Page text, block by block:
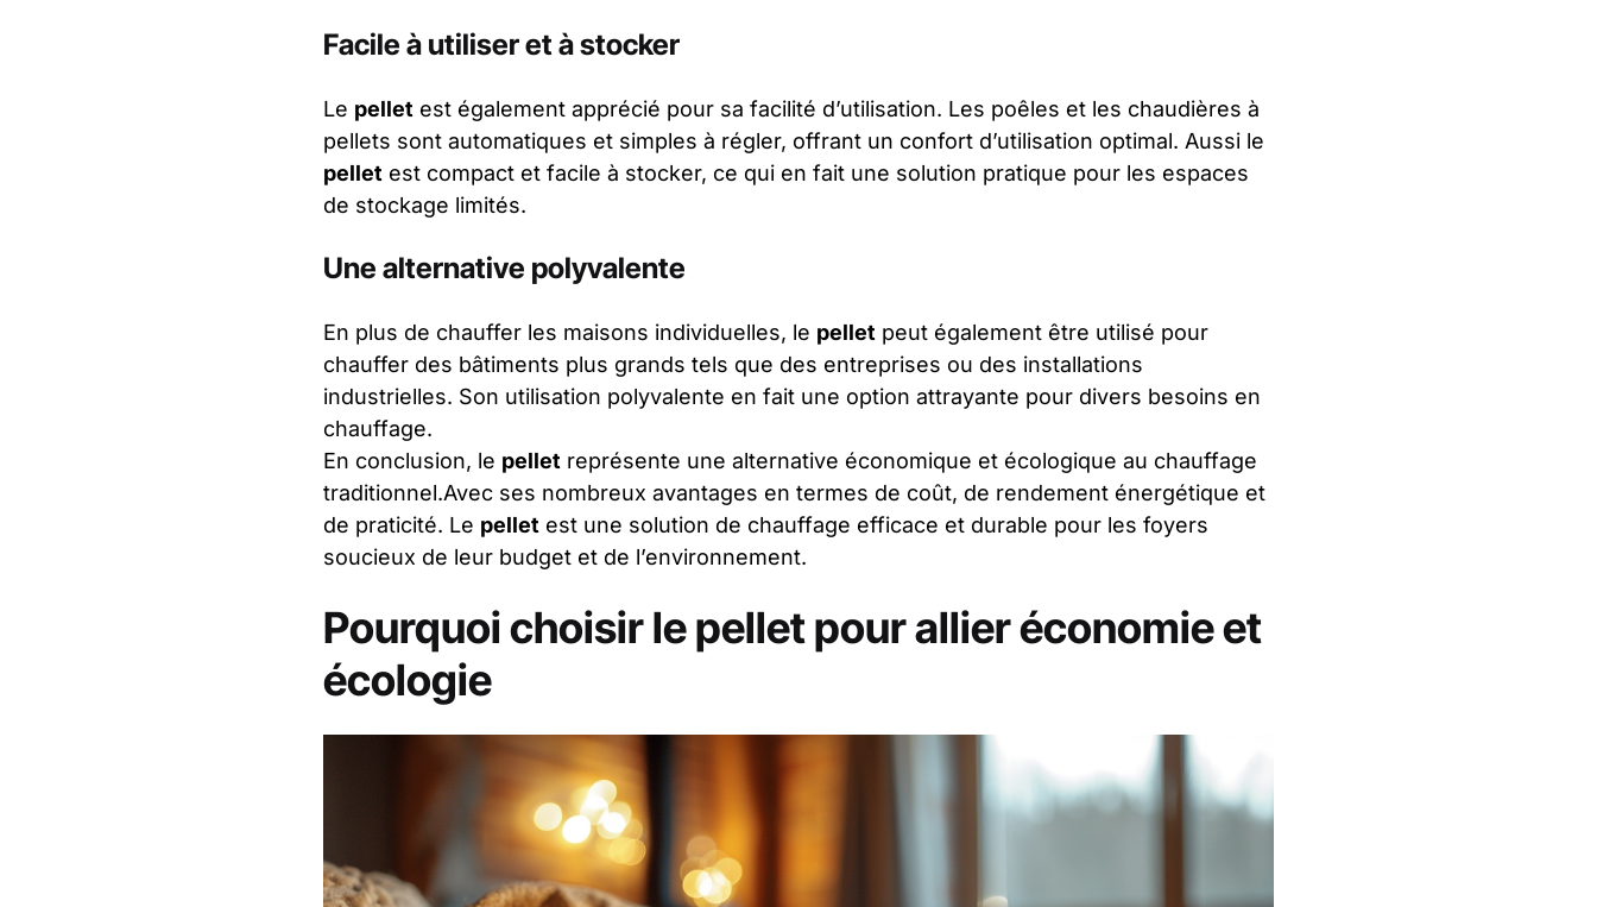
Facile à utiliser et à stocker
Le pellet est également apprécié pour sa facilité d’utilisation. Les poêles et les chaudières à
pellets sont automatiques et simples à régler, offrant un confort d’utilisation optimal. Aussi le
pellet est compact et facile à stocker, ce qui en fait une solution pratique pour les espaces
de stockage limités.
Une alternative polyvalente
En plus de chauffer les maisons individuelles, le pellet peut également être utilisé pour
chauffer des bâtiments plus grands tels que des entreprises ou des installations
industrielles. Son utilisation polyvalente en fait une option attrayante pour divers besoins en
chauffage.
En conclusion, le pellet représente une alternative économique et écologique au chauffage
traditionnel.Avec ses nombreux avantages en termes de coût, de rendement énergétique et
de praticité. Le pellet est une solution de chauffage efficace et durable pour les foyers
soucieux de leur budget et de l’environnement.
Pourquoi choisir le pellet pour allier économie et
écologie